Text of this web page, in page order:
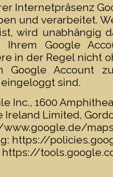
Internetpräsenz
und verarbeitet.
wird unabhängig
Google
in der Regel nicht
Google Account
sind.
Inc., 1600
Ireland Limited,
https://
https://